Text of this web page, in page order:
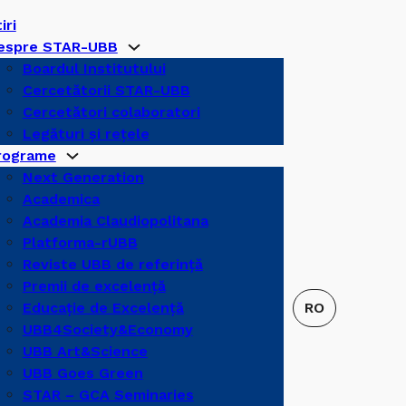
STAR-UBB
Boardul Institutului
Cercetătorii STAR-UBB
Cercetători colaboratori
Legături şi reţele
Next Generation
Academica
Academia Claudiopolitana
Platforma-rUBB
Reviste UBB de referinţă
Premii de excelență
Educație de Excelență
UBB4Society&Economy
UBB Art&Science
UBB Goes Green
STAR – GCA Seminaries